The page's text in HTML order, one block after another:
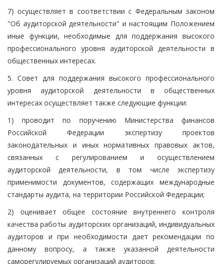
7) осуществляет в соответствии с Федеральным законом
"Об аудиторской деятельности" и настоящим Положением
иные функции, необходимые для поддержания высокого
профессионального уровня аудиторской деятельности в
общественных интересах.
5. Совет для поддержания высокого профессионального
уровня аудиторской деятельности в общественных
интересах осуществляет также следующие функции:
1) проводит по поручению Министерства финансов
Российской Федерации экспертизу проектов
законодательных и иных нормативных правовых актов,
связанных с регулированием и осуществлением
аудиторской деятельности, в том числе экспертизу
применимости документов, содержащих международные
стандарты аудита, на территории Российской Федерации;
2) оценивает общее состояние внутреннего контроля
качества работы аудиторских организаций, индивидуальных
аудиторов и при необходимости дает рекомендации по
данному вопросу, а также указанной деятельности
саморегулируемых организаций аудиторов;